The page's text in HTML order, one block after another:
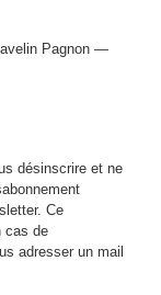
Pagnon —
désinscrire et ne
Ce
cas de
adresser un mail